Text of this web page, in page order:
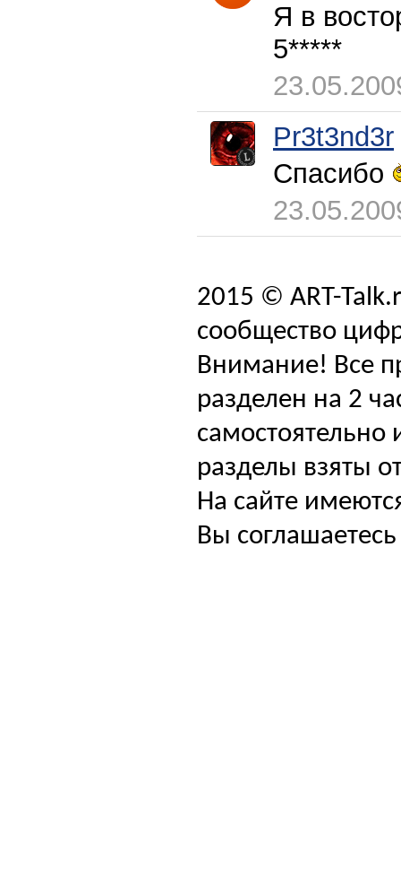
Я в
5*****
Pr3t3nd3r
Спасибо
2015 © ART-
сообщество
Внимание! Все
разделен на 2
самостоятельно
разделы взяты
На сайте
Вы